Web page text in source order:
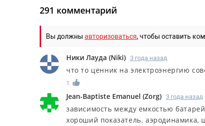
291 комментарий
Вы должны авторизоваться, чтобы оставить
Ники Лауда (Niki) 3 года назад
что то ценник на электроэнергию
1
Jean-Baptiste Emanuel (Zorg) 3 года назад
зависимость между емкостью
хороший показатель. аэродинамика,